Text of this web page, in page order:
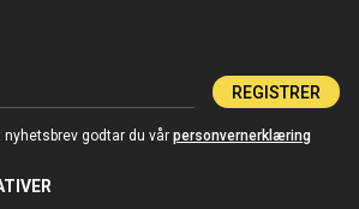
REGISTRER
godtar du vår personvernerklæring